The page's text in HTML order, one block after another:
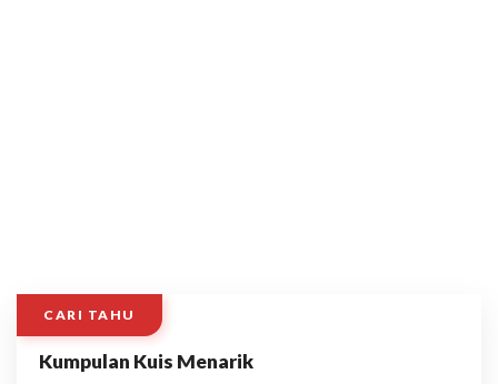
CARI TAHU
Kumpulan Kuis Menarik